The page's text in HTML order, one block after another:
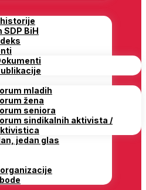
SDP BiH
mladih
žena
seniora
sindikalnih aktivista /
jedan glas